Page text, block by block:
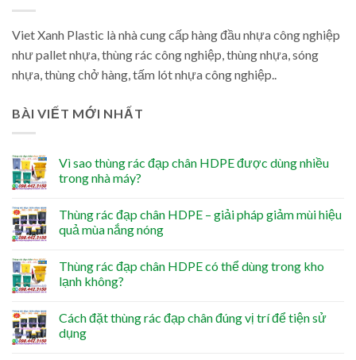
Viet Xanh Plastic là nhà cung cấp hàng đầu nhựa công nghiệp
như pallet nhựa, thùng rác công nghiệp, thùng nhựa, sóng
nhựa, thùng chở hàng, tấm lót nhựa công nghiệp..
BÀI VIẾT MỚI NHẤT
Vì sao thùng rác đạp chân HDPE được dùng nhiều
trong nhà máy?
Thùng rác đạp chân HDPE – giải pháp giảm mùi hiệu
quả mùa nắng nóng
Thùng rác đạp chân HDPE có thể dùng trong kho
lạnh không?
Cách đặt thùng rác đạp chân đúng vị trí để tiện sử
dụng